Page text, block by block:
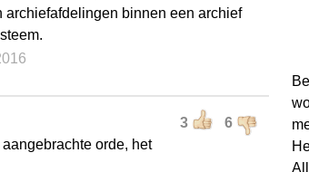
archiefafdelingen binnen een archief
3 6
orde, het